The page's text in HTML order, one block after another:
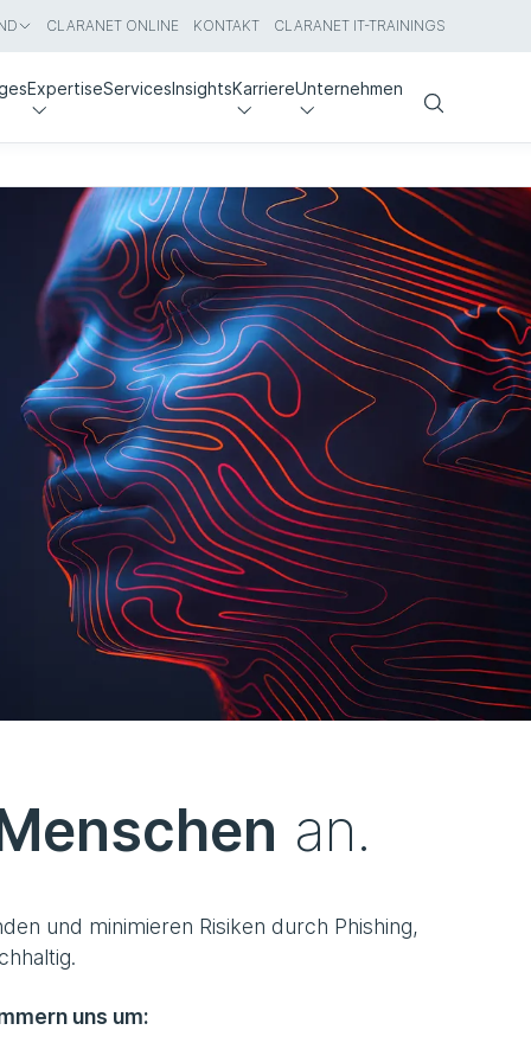
CLARANET ONLINE KONTAKT CLARANET IT-TRAININGS
ExpertiseServicesInsightsKarriereUnternehmen
Search
an.
und minimieren Risiken durch Phishing,
uns um: